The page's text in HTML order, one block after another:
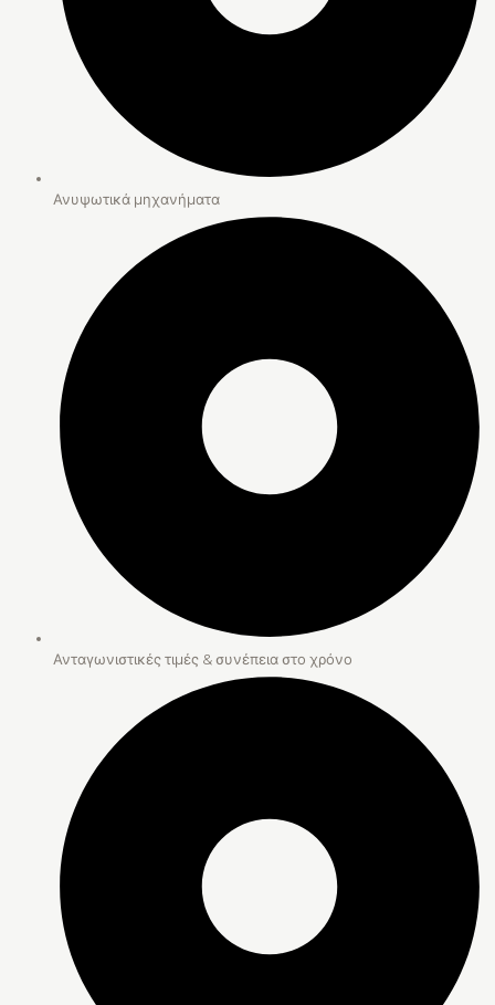
Ανυψωτικά μηχανήματα
Ανταγωνιστικές τιμές & συνέπεια στο χρόνο